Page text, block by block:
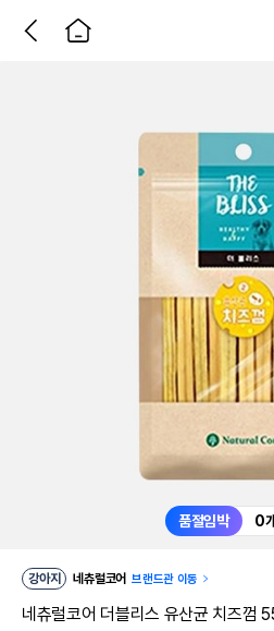
품절임박 0
강아지 네츄럴코어 브랜드관 이동
네츄럴코어 더블리스 유산균 치즈껌